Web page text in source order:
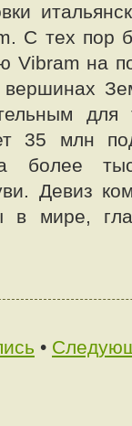
С тех пор
Vibram на
для
35 млн
более
Девиз
в мире,
•